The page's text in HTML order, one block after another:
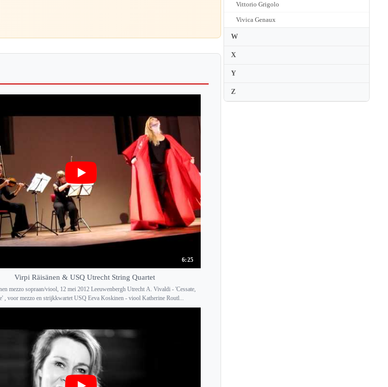
6:25
Virpi Räisänen & USQ Utrecht String Quartet
mezzo sopraan/viool, 12 mei 2012 Leeuwenbergh Utrecht A. Vivaldi - 'Cessate,
, voor mezzo en strijkkwartet USQ Eeva Koskinen - viool Katherine Routl...
Vittorio Grigolo
Vivica Genaux
W
X
Y
Z